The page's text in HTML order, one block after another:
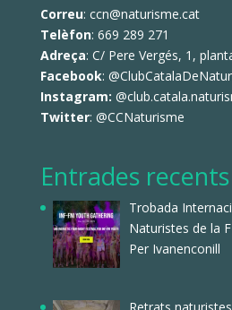
Correu: ccn@naturisme.cat
Telèfon: 669 289 271
Adreça: C/ Pere Vergés, 1,
Facebook:
Instagram:
Twitter: @CCNaturisme
Entrades recents
Trobada
Naturistes de la
Per Ivanenconill
Retrats